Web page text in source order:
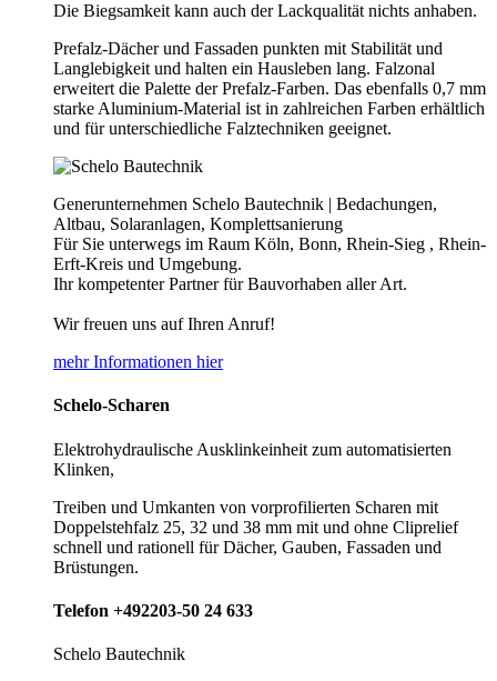
Die Biegsamkeit kann auch der Lackqualität nichts anhaben.
Prefalz-Dächer und Fassaden punkten mit Stabilität und
Langlebigkeit und halten ein Hausleben lang. Falzonal
erweitert die Palette der Prefalz-Farben. Das ebenfalls 0,7 mm
starke Aluminium-Material ist in zahlreichen Farben erhältlich
und für unterschiedliche Falztechniken geeignet.
Generunternehmen Schelo Bautechnik | Bedachungen,
Altbau, Solaranlagen, Komplettsanierung
Für Sie unterwegs im Raum Köln, Bonn, Rhein-Sieg , Rhein-
Erft-Kreis und Umgebung.
Ihr kompetenter Partner für Bauvorhaben aller Art.
Wir freuen uns auf Ihren Anruf!
mehr Informationen hier
Schelo-Scharen
Elektrohydraulische Ausklinkeinheit zum automatisierten
Klinken,
Treiben und Umkanten von vorprofilierten Scharen mit
Doppelstehfalz 25, 32 und 38 mm mit und ohne Cliprelief
schnell und rationell für Dächer, Gauben, Fassaden und
Brüstungen.
Telefon +492203-50 24 633
Schelo Bautechnik